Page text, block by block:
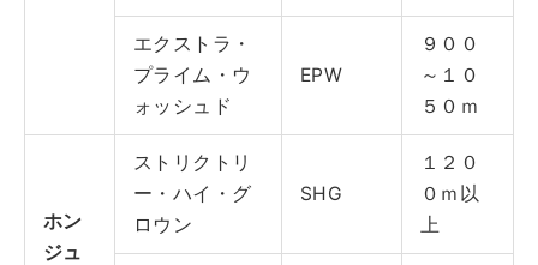
エクストラ・
プライム・ウ
ォッシュド
EPW
９００
～１０
５０ｍ
ホン
ジュ
ストリクトリ
ー・ハイ・グ
ロウン
SHG
１２０
０ｍ以
上